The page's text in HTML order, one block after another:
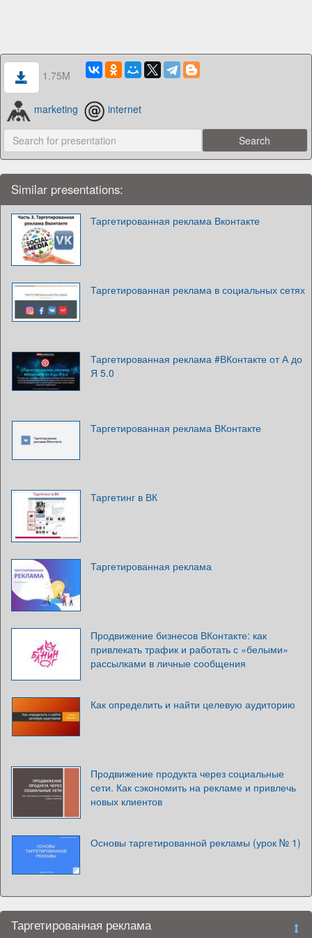
1.75M
marketing internet
Similar presentations:
Таргетированная реклама Вконтакте
Таргетированная реклама в социальных сетях
Таргетированная реклама #ВКонтакте от А до
Я 5.0
Таргетированная реклама ВКонтакте
Таргетинг в ВК
Таргетированная реклама
Продвижение бизнесов ВКонтакте: как
привлекать трафик и работать с «белыми»
рассылками в личные сообщения
Как определить и найти целевую аудиторию
Продвижение продукта через социальные
сети. Как сэкономить на рекламе и привлечь
новых клиентов
Основы таргетированной рекламы (урок № 1)
Таргетированная реклама